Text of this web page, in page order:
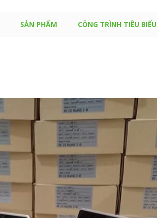
SẢN PHẨM CÔNG TRÌNH TIÊU BIỂU